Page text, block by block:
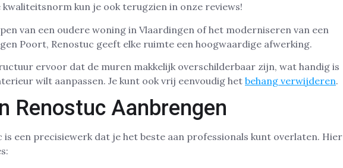
kwaliteitsnorm kun je ook terugzien in onze reviews!
van een oudere woning in Vlaardingen of het moderniseren van een
Poort, Renostuc geeft elke ruimte een hoogwaardige afwerking.
ervoor dat de muren makkelijk overschilderbaar zijn, wat handig is
wilt aanpassen. Je kunt ook vrij eenvoudig hetbehang verwijderen.
Renostuc Aanbrengen
is een precisiewerk dat je het beste aan professionals kunt overlaten. Hier